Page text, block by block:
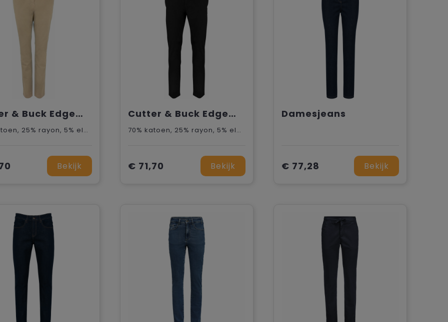
Cutter & Buck Edgemont Chinos Dames
70% katoen, 25% rayon, 5% elastaan.
Bekijk
Cutter & Buck Edgemont Chinos Heren
70% katoen, 25% rayon, 5% elastaan.
€ 71,70 Bekijk
Damesjeans
€ 77,28 Bekijk